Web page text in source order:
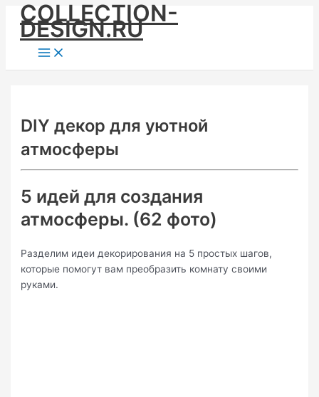
Skip
content
COLLECTION-
DESIGN.RU
Main
Menu
DIY декор для уютной
атмосферы
5 идей для создания
атмосферы. (62 фото)
Разделим идеи декорирования на 5 простых шагов,
которые помогут вам преобразить комнату своими
руками.